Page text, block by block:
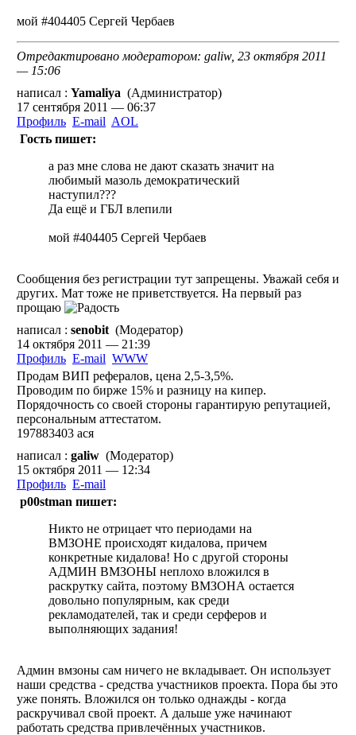
мой #404405 Сергей Чербаев
Отредактировано модератором: galiw, 23 октября 2011
— 15:06
написал : Yamaliya (Администратор)
17 сентября 2011 — 06:37
Профиль E-mail AOL
Гость пишет:
а раз мне слова не дают сказать значит на
любимый мазоль демократический
наступил???
Да ещё и ГБЛ влепили
мой #404405 Сергей Чербаев
Сообщения без регистрации тут запрещены. Уважай себя и
других. Мат тоже не приветствуется. На первый раз
прощаю
написал : senobit (Модератор)
14 октября 2011 — 21:39
Профиль E-mail WWW
Продам ВИП рефералов, цена 2,5-3,5%.
Проводим по бирже 15% и разницу на кипер.
Порядочность со своей стороны гарантирую репутацией,
персональным аттестатом.
197883403 ася
написал : galiw (Модератор)
15 октября 2011 — 12:34
Профиль E-mail
p00stman пишет:
Никто не отрицает что периодами на
ВМЗОНЕ происходят кидалова, причем
конкретные кидалова! Но с другой стороны
АДМИН ВМЗОНЫ неплохо вложился в
раскрутку сайта, поэтому ВМЗОНА остается
довольно популярным, как среди
рекламодателей, так и среди серферов и
выполняющих задания!
Админ вмзоны сам ничего не вкладывает. Он использует
наши средства - средства участников проекта. Пора бы это
уже понять. Вложился он только однажды - когда
раскручивал свой проект. А дальше уже начинают
работать средства привлечённых участников.